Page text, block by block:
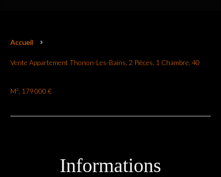
Accueil
Vente Appartement Thonon-Les-Bains, 2 Pièces, 1 Chambre, 40
M², 179 000 €
Informations